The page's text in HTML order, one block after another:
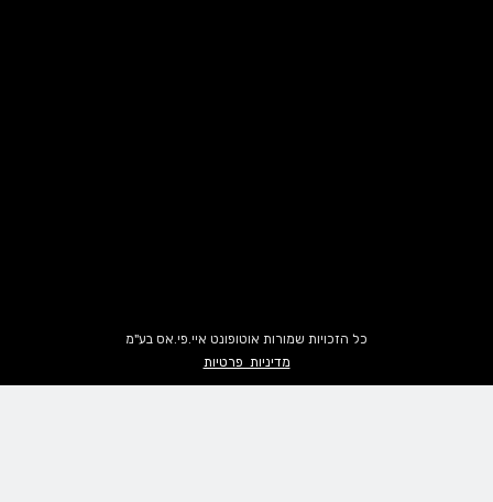
כל הזכויות שמורות אוטופונט איי.פי.אס בע"מ
מדיניות פרטיות